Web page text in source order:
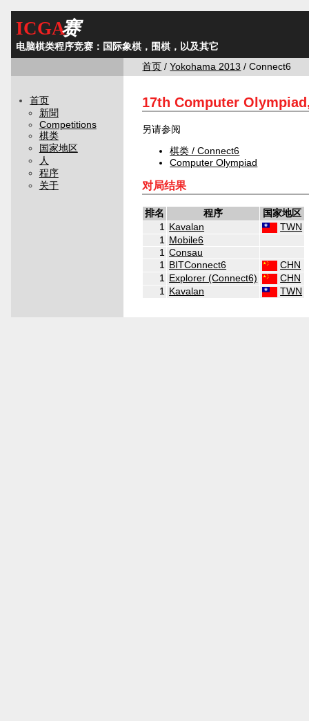
ICGA赛
电脑棋类程序竞赛：国际象棋，围棋，以及其它
首页 /Yokohama 2013 / Connect6
首页
新聞
Competitions
棋类
国家地区
人
程序
关于
17th Computer
另请参阅
棋类 / Connect6
Computer Olympiad
对局结果
排名 程序
国家地区
1 Kavalan
TWN
1 Mobile6
1 Consau
1 BITConnect6
CHN
1 Explorer (Connect6)
CHN
1 Kavalan TWN